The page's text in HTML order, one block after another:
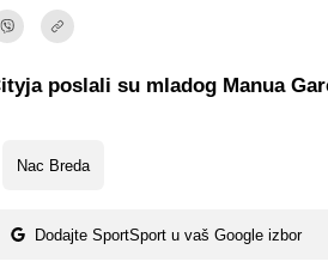
Nac Breda
Dodajte SportSport u vaš Google izbor
poslali su mladog Manua